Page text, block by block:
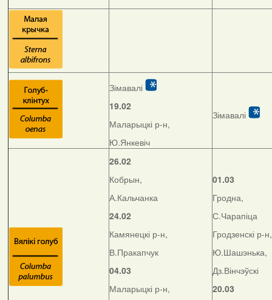
Зімавалі
19.02
Маларыцкі р-н,
Ю.Янкевіч
Зімавалі
26.02
Кобрын,
А.Кальчанка
24.02
Камянецкі р-н,
В.Пракапчук
04.03
Маларыцкі р-н,
01.03
Гродна,
С.Чарапіца
Гродзенскі р-н,
Ю.Шашэнька,
Дз.Вінчэўскі
20.03